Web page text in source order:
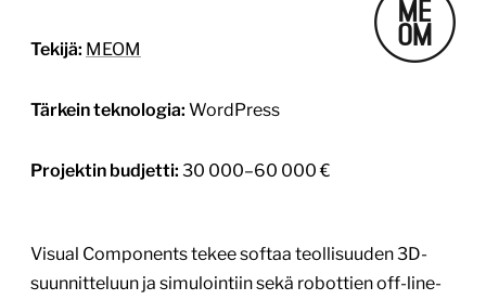
Tekijä: MEOM
Tärkein teknologia: WordPress
Projektin budjetti: 30 000–60 000 €
Visual Components tekee softaa teollisuuden 3D-
suunnitteluun ja simulointiin sekä robottien off-line-